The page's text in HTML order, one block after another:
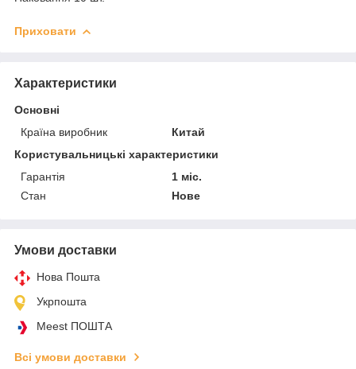
Приховати
Характеристики
Основні
Країна виробник
Китай
Користувальницькі характеристики
Гарантія
1 міс.
Стан
Нове
Умови доставки
Нова Пошта
Укрпошта
Meest ПОШТА
Всі умови доставки